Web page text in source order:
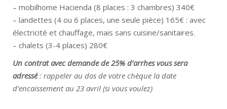
– mobilhome Hacienda (8 places : 3 chambres) 340€
– landettes (4 ou 6 places, une seule pièce) 165€ : avec
électricité et chauffage, mais sans cuisine/sanitaires.
– chalets (3-4 places) 280€
Un contrat avec demande de 25% d’arrhes vous sera
adressé: rappeler au dos de votre chèque la date
d’encaissement au 23 avril (si vous voulez)